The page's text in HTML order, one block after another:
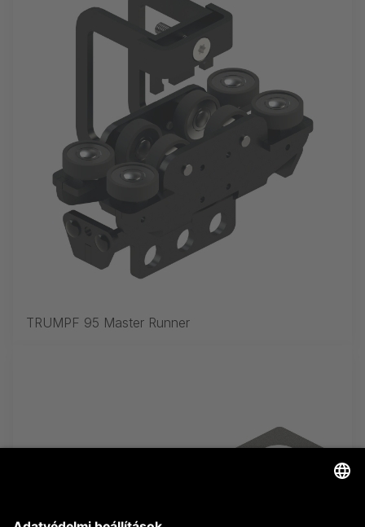
TRUMPF 95 Master Runner